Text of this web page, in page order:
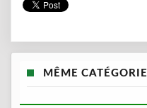
MÊME CATÉGORIE